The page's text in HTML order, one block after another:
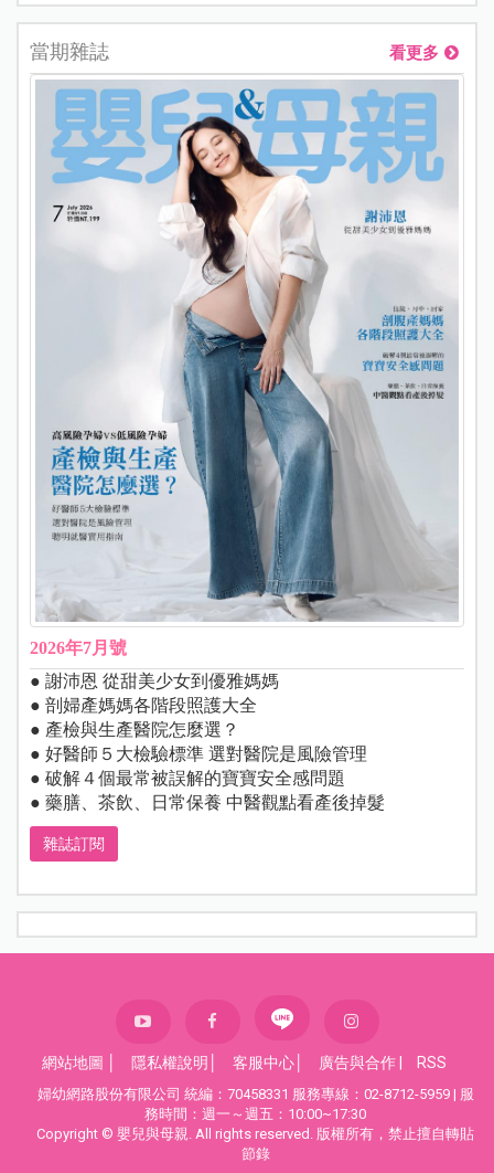
當期雜誌 看更多
2026年7月號
● 謝沛恩 從甜美少女到優雅媽媽
● 剖婦產媽媽各階段照護大全
● 產檢與生產醫院怎麼選？
● 好醫師５大檢驗標準 選對醫院是風險管理
● 破解４個最常被誤解的寶寶安全感問題
● 藥膳、茶飲、日常保養 中醫觀點看產後掉髮
雜誌訂閱
網站地圖 隱私權說明 客服中心 廣告與合作 RSS
婦幼網路股份有限公司 統編：70458331 服務專線：02-8712-5959 | 服
務時間：週一～週五：10:00~17:30
Copyright © 嬰兒與母親. All rights reserved. 版權所有，禁止擅自轉貼
節錄